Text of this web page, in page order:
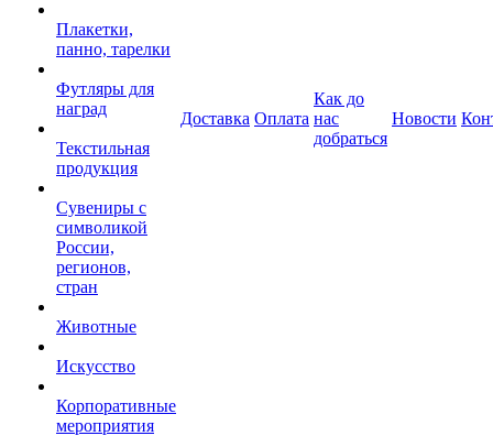
Плакетки,
панно, тарелки
Футляры для
наград
Текстильная
продукция
Сувениры с
символикой
России,
регионов,
стран
Животные
Искусство
Корпоративные
мероприятия
Доставка Оплата
Как до
нас
добраться
Новости